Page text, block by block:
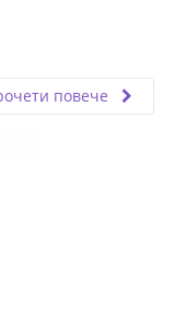
повече